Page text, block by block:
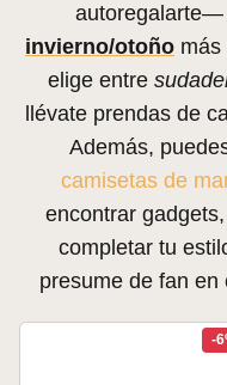
autoregalarte—
invierno/otoño más
elige entre
llévate prendas de
Además,
camisetas de
encontrar
completar tu
presume de fan en
-